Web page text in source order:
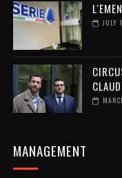
JULY
MANAGEMENT